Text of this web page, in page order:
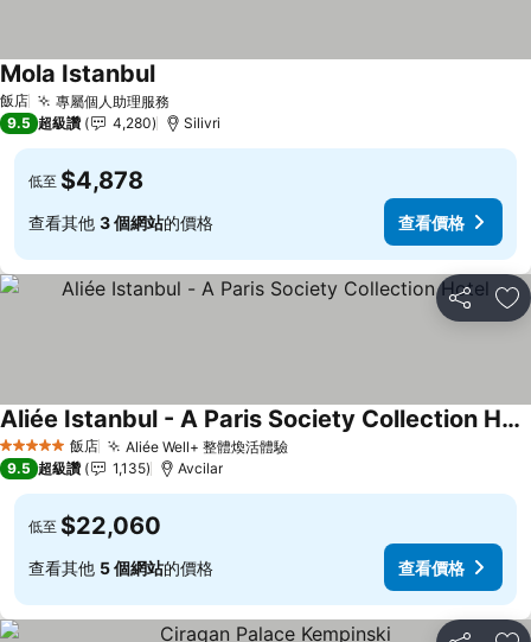
飯店 專屬個人助理服務
Mola Istanbul
9.5 超級讚 4,280 Silivri
低至 $4,878
查看其他 3 個網站的價格 查看價格
分享 加
5 星級 飯店 Aliée Well+ 整體煥活體驗
Aliée Istanbul - A Paris Society Collection Hotel
9.5 超級讚 1,135 Avcilar
低至 $22,060
查看其他 5 個網站的價格 查看價格